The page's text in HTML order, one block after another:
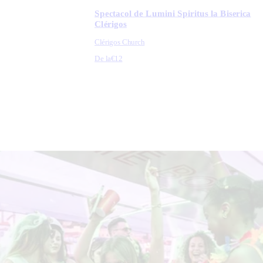
Spectacol de Lumini Spiritus la Biserica
Clérigos
Clérigos Church
De la€12